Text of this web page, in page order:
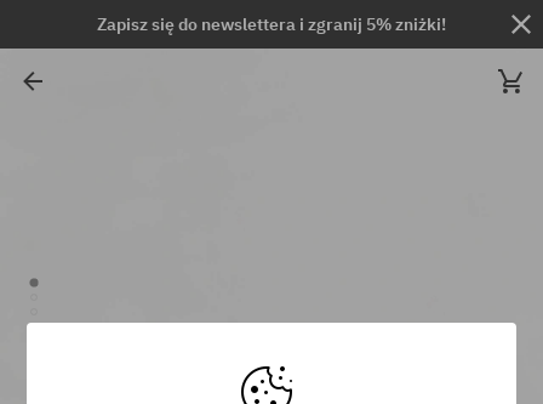
Zapisz się do newslettera i zgranij 5% zniżki!